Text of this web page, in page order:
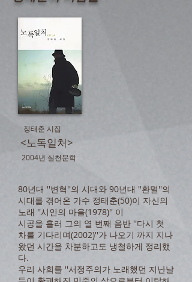
정태춘 시집
<노독일처>
2004년 실천문학
80년대 ''변혁''의 시대와 90년대 ''환멸''의
시대를 겪어온 가수 정태춘(50)이 자신의
노래 ''시인의 마을(1978)'' 이
시공을 흘러 그의 열 번째 음반 ''다시 첫
차를 기다리며(2002)''가 나오기 까지 지나
왔던 시간을 차분하고도 냉철하게 정리했
다.
우리 사회를 ''서정주의가 노래했던 지난날